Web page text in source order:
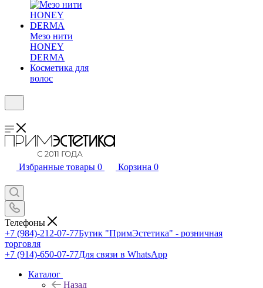
Мезо нити
HONEY
DERMA
Косметика для
волос
Избранные товары 0 Корзина 0
Телефоны
+7 (984)-212-07-77Бутик "ПримЭстетика" - розничная
торговля
+7 (914)-650-07-77Для связи в WhatsApp
Каталог
Назад